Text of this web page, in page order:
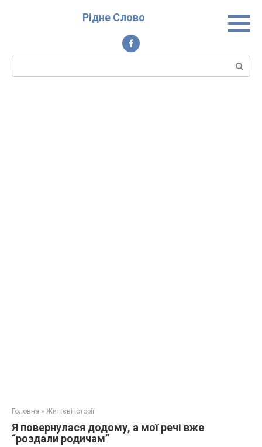
Рідне Слово
Пошук:
Головна » Життєві історії
Я повернулася додому, а мої речі вже
“роздали родичам”